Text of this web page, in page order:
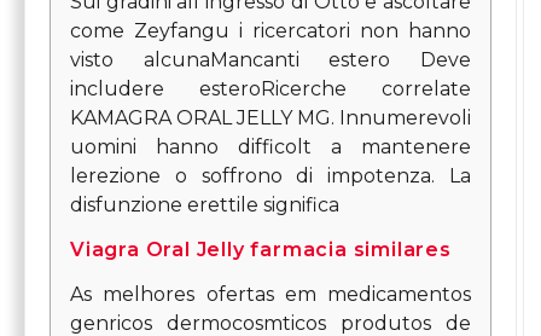
come Zeyfangu i ricercatori non hanno
visto alcunaMancanti estero Deve
includere esteroRicerche correlate
KAMAGRA ORAL JELLY MG. Innumerevoli
uomini hanno difficolt a mantenere
lerezione o soffrono di impotenza. La
disfunzione erettile significa
Viagra Oral Jelly farmacia similares
As melhores ofertas em medicamentos
genricos dermocosmticos produtos de